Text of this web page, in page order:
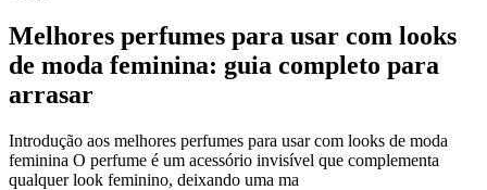
Melhores perfumes para usar com looks
de moda feminina: guia completo para
arrasar
Introdução aos melhores perfumes para usar com looks de moda
feminina O perfume é um acessório invisível que complementa
qualquer look feminino, deixando uma ma